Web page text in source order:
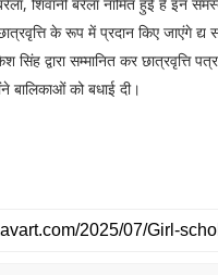
के रूप में प्रदान किए जाएंगे द्य
सिंह द्वारा सम्मानित कर छात्रवृत्ति
बालिकाओं को बधाई दी।